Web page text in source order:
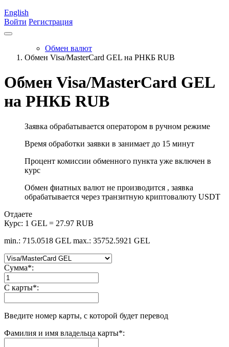
English
Войти Регистрация
Обмен валют
Обмен Visa/MasterCard GEL на РНКБ RUB
Обмен Visa/MasterCard GEL
на РНКБ RUB
Заявка обрабатывается оператором в ручном режиме
Время обработки заявки в занимает до 15 минут
Процент комиссии обменного пункта уже включен в
курс
Обмен фиатных валют не производится , заявка
обрабатывается через транзитную криптовалюту USDT
Отдаете
Курс: 1 GEL = 27.97 RUB
min.: 715.0518 GEL max.: 35752.5921 GEL
Сумма*:
С карты*:
Введите номер карты, с которой будет перевод
Фамилия и имя владельца карты*: